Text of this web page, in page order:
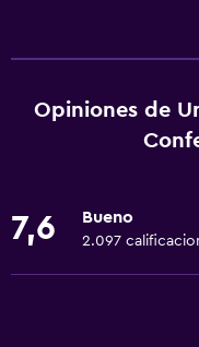
Wifi gratis
Wifi disponible en
Artículos de aseo gratis
Champú
Opiniones de
7,6 Bueno
2.097